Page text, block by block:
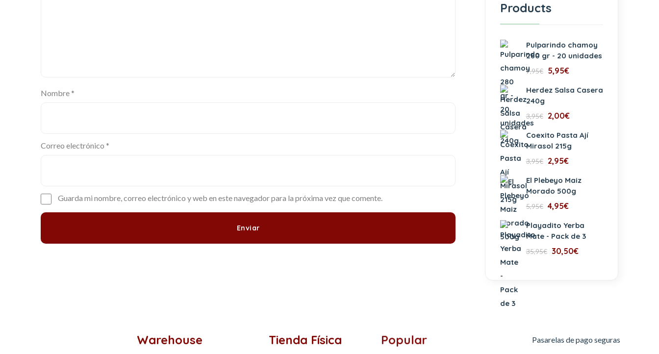
Nombre *
Correo electrónico *
Guarda mi nombre, correo electrónico y web en este navegador para la próxima vez que comente.
Products
Pulparindo chamoy
280 gr - 20 unidades
7,95€ 5,95€
Herdez Salsa Casera
240g
3,95€ 2,00€
Coexito Pasta Ají
Mirasol 215g
3,95€ 2,95€
El Plebeyo Maiz
Morado 500g
5,95€ 4,95€
Playadito Yerba
Mate - Pack de 3
35,95€ 30,50€
Warehouse Tienda Física Popular Pasarelas de pago seguras